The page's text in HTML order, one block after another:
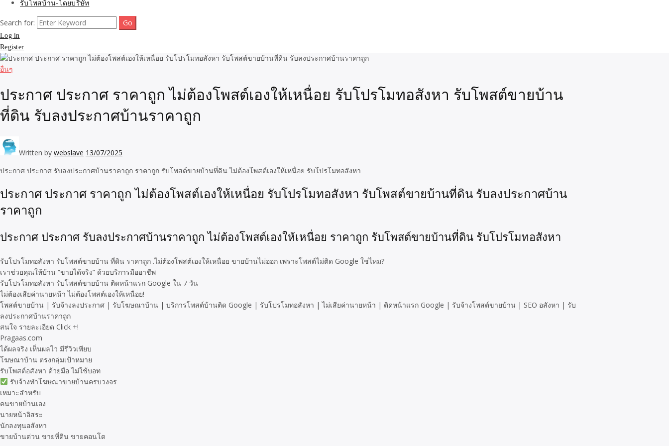
รับโพสบ้าน-โดยบริษัท
Search for:
Log in
Register
อื่นๆ
ประกาศ ประกาศ ราคาถูก ไม่ต้องโพสต์เองให้เหนื่อย รับโปรโมทอสังหา รับโพสต์ขายบ้าน
ที่ดิน รับลงประกาศบ้านราคาถูก
Written by webslave 13/07/2025
ประกาศ ประกาศ รับลงประกาศบ้านราคาถูก ราคาถูก รับโพสต์ขายบ้านที่ดิน ไม่ต้องโพสต์เองให้เหนื่อย รับโปรโมทอสังหา
ประกาศ ประกาศ ราคาถูก ไม่ต้องโพสต์เองให้เหนื่อย รับโปรโมทอสังหา รับโพสต์ขายบ้านที่ดิน รับลงประกาศบ้าน
ราคาถูก
ประกาศ ประกาศ รับลงประกาศบ้านราคาถูก ไม่ต้องโพสต์เองให้เหนื่อย ราคาถูก รับโพสต์ขายบ้านที่ดิน รับโปรโมทอสังหา
รับโปรโมทอสังหา รับโพสต์ขายบ้าน ที่ดิน ราคาถูก .ไม่ต้องโพสต์เองให้เหนื่อย ขายบ้านไม่ออก เพราะโพสต์ไม่ติด Google ใช่ไหม?
เราช่วยคุณให้บ้าน “ขายได้จริง” ด้วยบริการมืออาชีพ
รับโปรโมทอสังหา รับโพสต์ขายบ้าน ติดหน้าแรก Google ใน 7 วัน
ไม่ต้องเสียค่านายหน้า ไม่ต้องโพสต์เองให้เหนื่อย!
โพสต์ขายบ้าน | รับจ้างลงประกาศ | รับโฆษณาบ้าน | บริการโพสต์บ้านติด Google | รับโปรโมทอสังหา | ไม่เสียค่านายหน้า | ติดหน้าแรก Google | รับจ้างโพสต์ขายบ้าน | SEO อสังหา | รับ
ลงประกาศบ้านราคาถูก
สนใจ รายละเอียด Click +!
Pragaas.com
ได้ผลจริง เห็นผลไว มีรีวิวเพียบ
โฆษณาบ้าน ตรงกลุ่มเป้าหมาย
รับโพสต์อสังหา ด้วยมือ ไม่ใช้บอท
รับจ้างทำโฆษณาขายบ้านครบวงจร
เหมาะสำหรับ
คนขายบ้านเอง
นายหน้าอิสระ
นักลงทุนอสังหา
ขายบ้านด่วน ขายที่ดิน ขายคอนโด